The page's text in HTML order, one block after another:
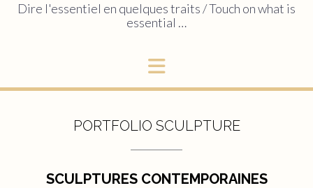
Dire l'essentiel en quelques traits / Touch on what is
essential …
PORTFOLIO SCULPTURE
SCULPTURES CONTEMPORAINES